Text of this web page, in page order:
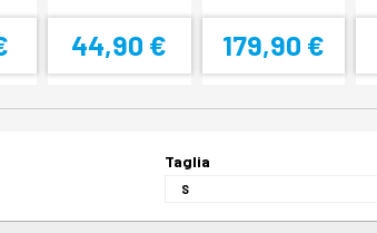
44,90 € 179,90 €
Taglia